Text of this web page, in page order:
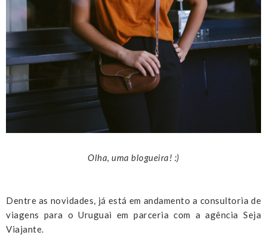
Olha, uma blogueira! :)
Dentre as novidades, já está em andamento a consultoria de
viagens para o Uruguai em parceria com a agência Seja
Viajante.